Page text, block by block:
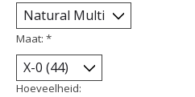
Maat: *
Hoeveelheid: